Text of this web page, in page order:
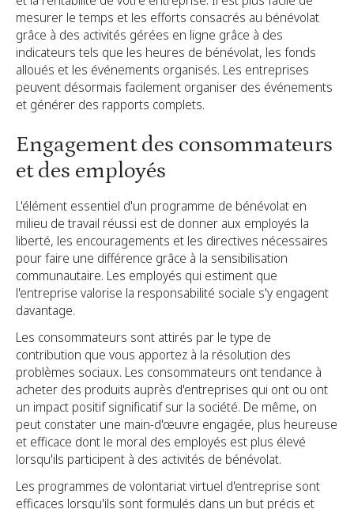
mesurer le temps et les efforts consacrés au bénévolat
grâce à des activités gérées en ligne grâce à des
indicateurs tels que les heures de bénévolat, les fonds
alloués et les événements organisés. Les entreprises
peuvent désormais facilement organiser des événements
et générer des rapports complets.
Engagement des consommateurs
et des employés
L'élément essentiel d'un programme de bénévolat en
milieu de travail réussi est de donner aux employés la
liberté, les encouragements et les directives nécessaires
pour faire une différence grâce à la sensibilisation
communautaire. Les employés qui estiment que
l'entreprise valorise la responsabilité sociale s'y engagent
davantage.
Les consommateurs sont attirés par le type de
contribution que vous apportez à la résolution des
problèmes sociaux. Les consommateurs ont tendance à
acheter des produits auprès d'entreprises qui ont ou ont
un impact positif significatif sur la société. De même, on
peut constater une main-d'œuvre engagée, plus heureuse
et efficace dont le moral des employés est plus élevé
lorsqu'ils participent à des activités de bénévolat.
Les programmes de volontariat virtuel d'entreprise sont
efficaces lorsqu'ils sont formulés dans un but précis et